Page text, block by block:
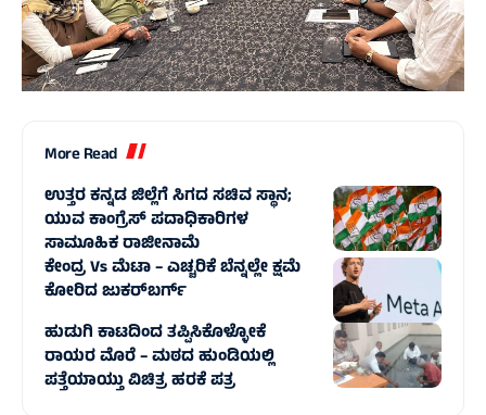
More Read
ಉತ್ತರ ಕನ್ನಡ ಜಿಲ್ಲೆಗೆ ಸಿಗದ ಸಚಿವ ಸ್ಥಾನ;
ಯುವ ಕಾಂಗ್ರೆಸ್‌ ಪದಾಧಿಕಾರಿಗಳ
ಸಾಮೂಹಿಕ ರಾಜೀನಾಮೆ
ಕೇಂದ್ರ Vs ಮೆಟಾ – ಎಚ್ಚರಿಕೆ ಬೆನ್ನಲ್ಲೇ ಕ್ಷಮೆ
ಕೋರಿದ ಜುಕರ್‌ಬರ್ಗ್
ಹುಡುಗಿ ಕಾಟದಿಂದ ತಪ್ಪಿಸಿಕೊಳ್ಳೋಕೆ
ರಾಯರ ಮೊರೆ – ಮಠದ ಹುಂಡಿಯಲ್ಲಿ
ಪತ್ತೆಯಾಯ್ತು ವಿಚಿತ್ರ ಹರಕೆ ಪತ್ರ